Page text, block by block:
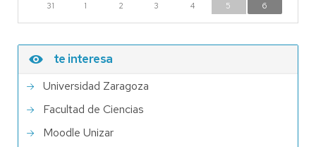
31
1 2 3 4 5 6
te interesa
Universidad Zaragoza
Facultad de Ciencias
Moodle Unizar